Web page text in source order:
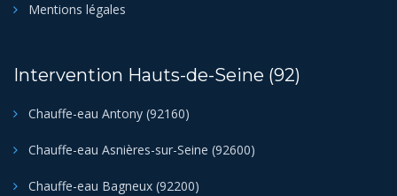
Mentions légales
Intervention Hauts-de-Seine (92)
Chauffe-eau Antony (92160)
Chauffe-eau Asnières-sur-Seine (92600)
Chauffe-eau Bagneux (92200)